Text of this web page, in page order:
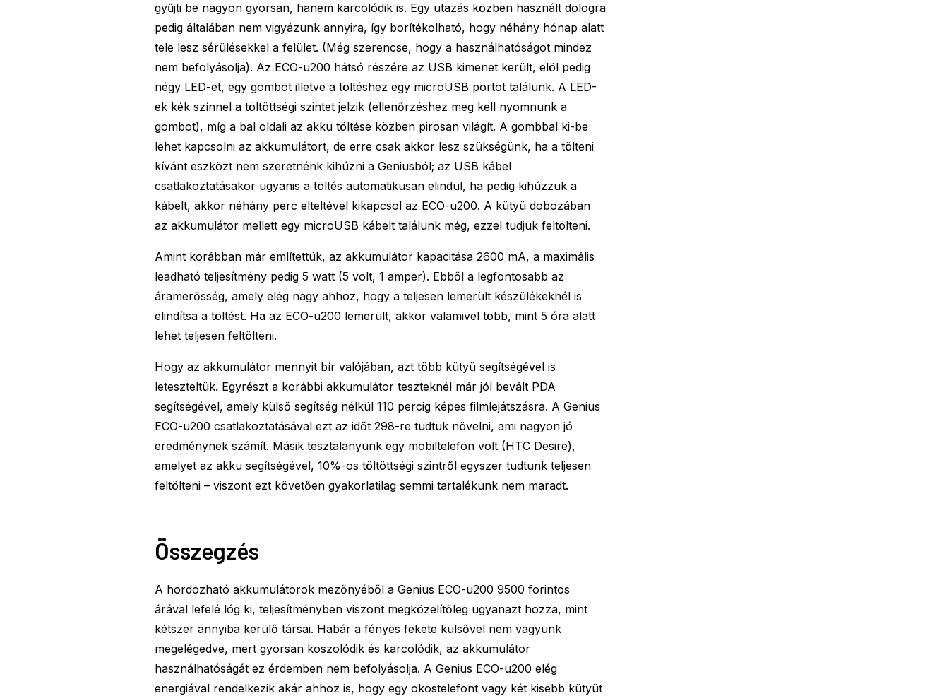
gyűjti be nagyon gyorsan, hanem karcolódik is. Egy utazás közben használt dologra
pedig általában nem vigyázunk annyira, így borítékolható, hogy néhány hónap alatt
tele lesz sérülésekkel a felület. (Még szerencse, hogy a használhatóságot mindez
nem befolyásolja). Az ECO-u200 hátsó részére az USB kimenet került, elöl pedig
négy LED-et, egy gombot illetve a töltéshez egy microUSB portot találunk. A LED-
ek kék színnel a töltöttségi szintet jelzik (ellenőrzéshez meg kell nyomnunk a
gombot), míg a bal oldali az akku töltése közben pirosan világít. A gombbal ki-be
lehet kapcsolni az akkumulátort, de erre csak akkor lesz szükségünk, ha a tölteni
kívánt eszközt nem szeretnénk kihúzni a Geniusból; az USB kábel
csatlakoztatásakor ugyanis a töltés automatikusan elindul, ha pedig kihúzzuk a
kábelt, akkor néhány perc elteltével kikapcsol az ECO-u200. A kütyü dobozában
az akkumulátor mellett egy microUSB kábelt találunk még, ezzel tudjuk feltölteni.
Amint korábban már említettük, az akkumulátor kapacitása 2600 mA, a maximális
leadható teljesítmény pedig 5 watt (5 volt, 1 amper). Ebből a legfontosabb az
áramerősség, amely elég nagy ahhoz, hogy a teljesen lemerült készülékeknél is
elindítsa a töltést. Ha az ECO-u200 lemerült, akkor valamivel több, mint 5 óra alatt
lehet teljesen feltölteni.
Hogy az akkumulátor mennyit bír valójában, azt több kütyü segítségével is
leteszteltük. Egyrészt a korábbi akkumulátor teszteknél már jól bevált PDA
segítségével, amely külső segítség nélkül 110 percig képes filmlejátszásra. A Genius
ECO-u200 csatlakoztatásával ezt az időt 298-re tudtuk növelni, ami nagyon jó
eredménynek számít. Másik tesztalanyunk egy mobiltelefon volt (HTC Desire),
amelyet az akku segítségével, 10%-os töltöttségi szintről egyszer tudtunk teljesen
feltölteni – viszont ezt követően gyakorlatilag semmi tartalékunk nem maradt.
Összegzés
A hordozható akkumulátorok mezőnyéből a Genius ECO-u200 9500 forintos
árával lefelé lóg ki, teljesítményben viszont megközelítőleg ugyanazt hozza, mint
kétszer annyiba kerülő társai. Habár a fényes fekete külsővel nem vagyunk
megelégedve, mert gyorsan koszolódik és karcolódik, az akkumulátor
használhatóságát ez érdemben nem befolyásolja. A Genius ECO-u200 elég
energiával rendelkezik akár ahhoz is, hogy egy okostelefont vagy két kisebb kütyüt